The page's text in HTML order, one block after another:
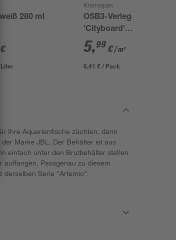
weiß 280 ml
€
Liter
Kronospan
OSB3-Verlegeplatte
'Cityboard'
ungeschliffen 1690 x
634 x 12 mm
5,99 €/ m²
6,41 € / Pack
Ihre Aquarienfische züchten, dann
Marke JBL. Der Behälter ist aus
einfach unter den Brutbehälter stellen
auffangen. Passgenau zu diesem
derselben Serie "Artemio".